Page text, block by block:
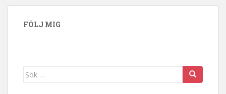
FÖLJ MIG
Sök efter: